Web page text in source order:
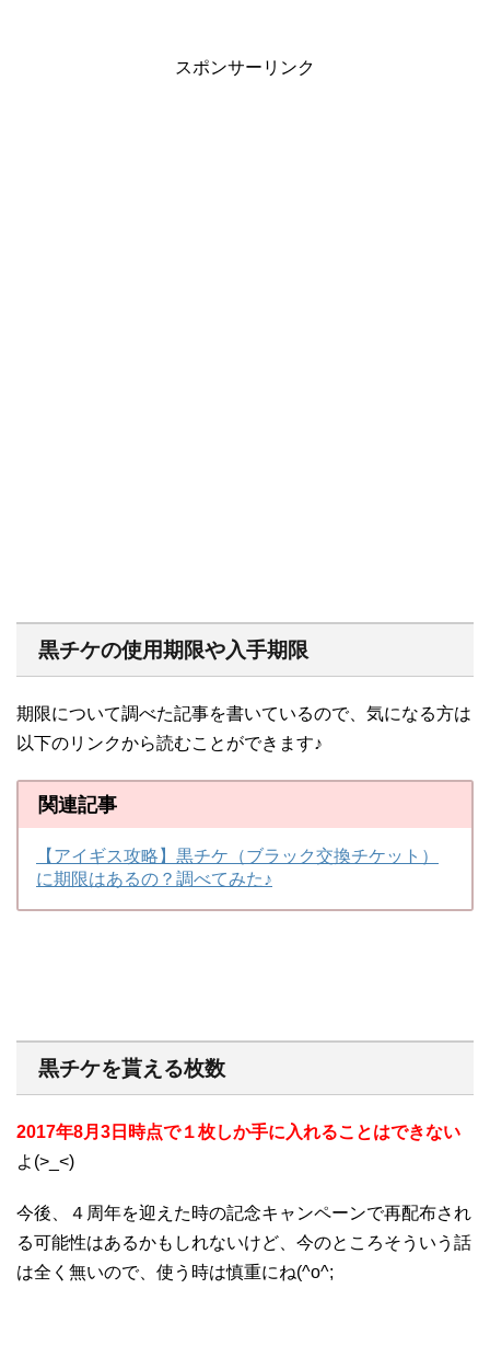
スポンサーリンク
黒チケの使用期限や入手期限
期限について調べた記事を書いているので、気になる方は
以下のリンクから読むことができます♪
関連記事
【アイギス攻略】黒チケ（ブラック交換チケット）
に期限はあるの？調べてみた♪
黒チケを貰える枚数
2017年8月3日時点で１枚しか手に入れることはできない
よ(>_<)
今後、４周年を迎えた時の記念キャンペーンで再配布され
る可能性はあるかもしれないけど、今のところそういう話
は全く無いので、使う時は慎重にね(^o^;